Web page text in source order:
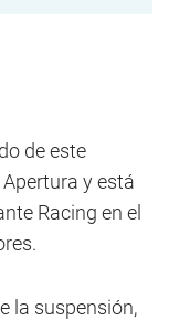
de este
y está
Racing en el
la suspensión,